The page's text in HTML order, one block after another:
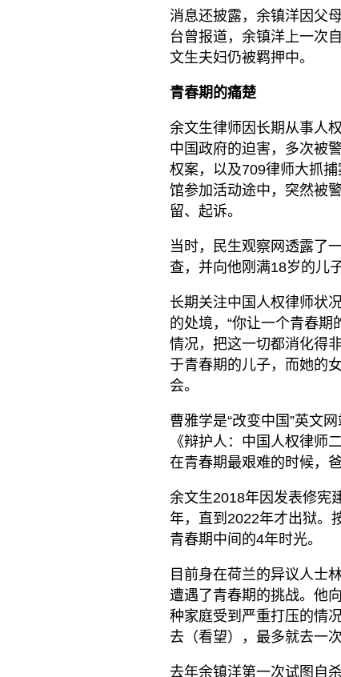
消息还披露，余镇洋因父
台曾报道，余镇洋上一次
文生夫妇仍被羁押中。
青春期的痛楚
余文生律师因长期从事人
中国政府的迫害，多次被
权案，以及709律师大抓
馆参加活动途中，突然被
留、起诉。
当时，民生观察网透露了
查，并向他刚满18岁的儿
长期关注中国人权律师状
的处境，“你让一个青春
情况，把这一切都消化得
于青春期的儿子，而她的
会。
曹雅学是“改变中国”英文
《辩护人：中国人权律师
在青春期最艰难的时候，
余文生2018年因发表修宪
年，直到2022年才出狱。
青春期中间的4年时光。
目前身在荷兰的异议人士
遭遇了青春期的挑战。他
种家庭受到严重打压的情
去（看望），最多就去一
去年余镇洋第一次试图自